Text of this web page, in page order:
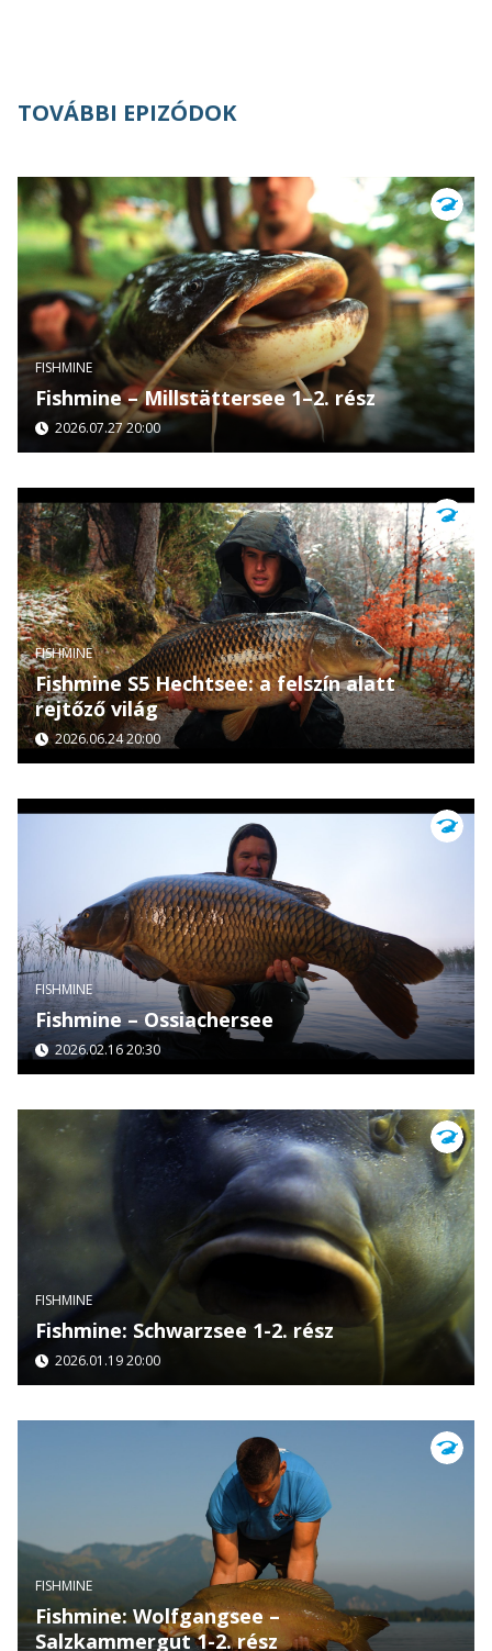
TOVÁBBI EPIZÓDOK
FISHMINE
Fishmine – Millstättersee 1–2. rész
2026.07.27 20:00
FISHMINE
Fishmine S5 Hechtsee: a felszín alatt
rejtőző világ
2026.06.24 20:00
FISHMINE
Fishmine – Ossiachersee
2026.02.16 20:30
FISHMINE
Fishmine: Schwarzsee 1-2. rész
2026.01.19 20:00
FISHMINE
Fishmine: Wolfgangsee –
Salzkammergut 1-2. rész